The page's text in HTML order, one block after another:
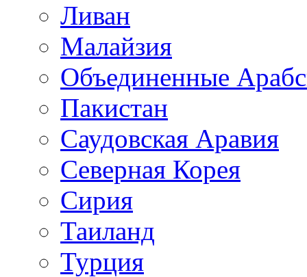
Ливан
Малайзия
Объединенные
Пакистан
Саудовская Аравия
Северная Корея
Сирия
Таиланд
Турция